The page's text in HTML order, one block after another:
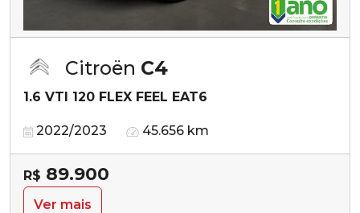
Citroën C4
1.6 VTI 120 FLEX FEEL EAT6
2022/2023 45.656 km
R$ 89.900
Ver mais